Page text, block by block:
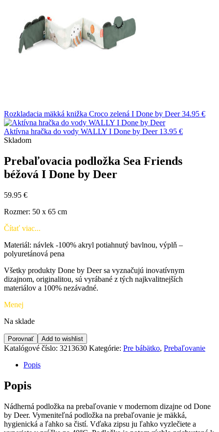
Rozkladacia mäkká knižka Croco zelená I Done by Deer 34.95 €
Aktívna hračka do vody WALLY I Done by Deer 13.95 €
Skladom
Prebaľovacia podložka Sea Friends
béžová I Done by Deer
59.95 €
Rozmer: 50 x 65 cm
Čítať viac...
Materiál: návlek -100% akryl potiahnutý bavlnou, výplň –
polyuretánová pena
Všetky produkty Done by Deer sa vyznačujú inovatívnym
dizajnom, originalitou, sú vyrábané z tých najkvalitnejších
materiálov a 100% nezávadné.
Menej
Na sklade
Porovnať Add to wishlist
Katalógové číslo: 3213630 Kategórie: Pre bábätko, Prebaľovanie
Popis
Popis
Nádherná podložka na prebaľovanie v modernom dizajne od Done
by Deer. Vymeniteľná podložka na prebaľovanie je mäkká,
hygienická a ľahko sa čistí. Vďaka zipsu ju ľahko vyzlečiete a